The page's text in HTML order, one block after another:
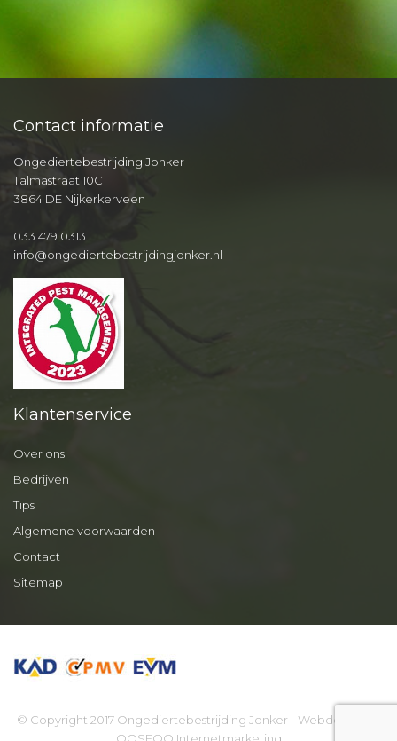
Contact informatie
Ongediertebestrijding Jonker
Talmastraat 10C
3864 DE Nijkerkerveen
033 479 0313
info@ongediertebestrijdingjonker.nl
Klantenservice
Over ons
Bedrijven
Tips
Algemene voorwaarden
Contact
Sitemap
© Copyright 2017 Ongediertebestrijding Jonker - Webdesign by